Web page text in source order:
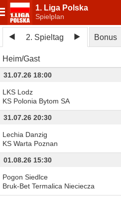
1. Liga Polska
Spielplan
2. Spieltag Bonus
Heim Gast
31.07.26 18:00
LKS Lodz
KS Polonia Bytom SA
31.07.26 20:30
Lechia Danzig
KS Warta Poznan
01.08.26 15:30
Pogon Siedlce
Bruk-Bet Termalica Nieciecza